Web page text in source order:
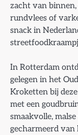
zacht van
rundvlees of
snack in
In Rotterdam
gelegen in het
Kroketten bij
met een
smaakvolle,
gecharmeerd